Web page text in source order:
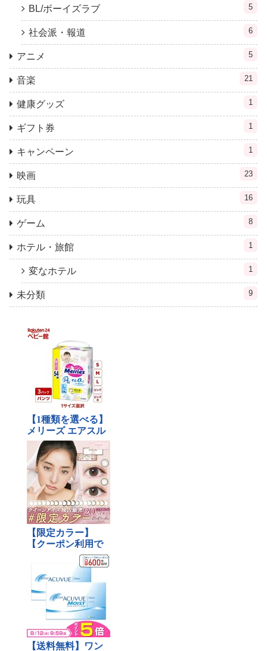
BL/ボーイズラブ 5
社会派・報道 6
アニメ 5
音楽 21
健康グッズ 1
ギフト券 1
キャンペーン 1
映画 23
玩具 16
ゲーム 8
ホテル・旅館 1
変なホテル 1
未分類 9